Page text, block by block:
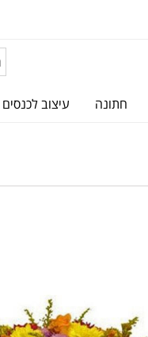
חתונה עיצוב לכנסים